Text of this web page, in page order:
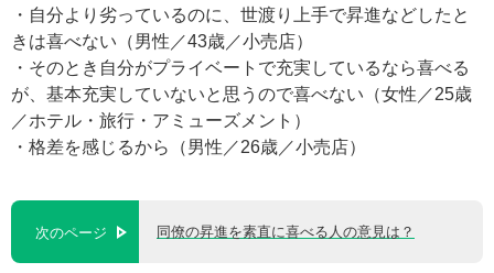
・自分より劣っているのに、世渡り上手で昇進などしたと
きは喜べない（男性／43歳／小売店）
・そのとき自分がプライベートで充実しているなら喜べる
が、基本充実していないと思うので喜べない（女性／25歳
／ホテル・旅行・アミューズメント）
・格差を感じるから（男性／26歳／小売店）
次のページ 同僚の昇進を素直に喜べる人の意見は？